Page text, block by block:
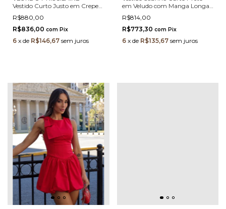
Vestido Curto Justo em Crepe
Paramount com Bordado
Manual e Faixa Drapeada
R$880,00
R$836,00 com Pix
6 x de R$146,67 sem juros
em Veludo com Manga Longa
Thumbhole e Drapeado –
Modelagem Blusê 3283 - LP
R$814,00
R$773,30 com Pix
6 x de R$135,67 sem juros